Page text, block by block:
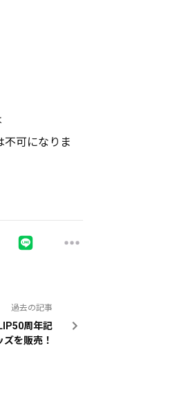
可になりま
過去の記事
周年記
を販売！